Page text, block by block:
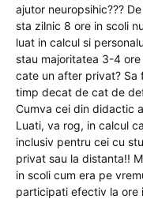
ajutor neuropsihic???
sta zilnic 8 ore in scoli
luat in calcul si
stau majoritatea 3-4
cate un after privat? Sa
timp decat de cat de
Cumva cei din didactic
Luati, va rog, in calcul
inclusiv pentru cei cu
privat sau la distanta!!
in scoli cum era pe
participati efectiv la ore